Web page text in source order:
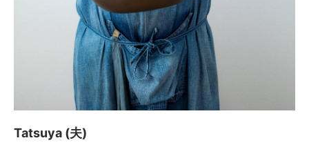
Tatsuya (夫)